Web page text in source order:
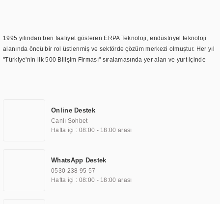
1995 yılından beri faaliyet gösteren ERPA Teknoloji, endüstriyel teknoloji
alanında öncü bir rol üstlenmiş ve sektörde çözüm merkezi olmuştur. Her yıl
"Türkiye'nin ilk 500 Bilişim Firması" sıralamasında yer alan ve yurt içinde
TOCHI markası altında kendi ürettiği ürünlerde kullanmıştır. Günümüzde
TOCHI; videowall, digital signage, kiosk, totem, akıllı durak ekranı, araç içi
ekran, asansör ekranı, digital menüboard, marin ekran, medikal ekran,
ekranları, endüstriyel ekranlar, kapı önü bilgi ekranları, panel PC,
endüstriyel Panel PC, mini PC, endüstriyel mini PC ve akıllı bina sistemleri
gibi çözümleri 4.5" ile 110” boyutları arasında üretebilirken, ayrıca standart
Online Destek
Canlı Sohbet
Hafta içi : 08:00 - 18:00 arası
WhatsApp Destek
0530 238 95 57
Hafta içi : 08:00 - 18:00 arası